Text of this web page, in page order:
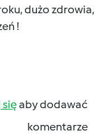
dużo zdrowia,
!
sięaby dodawać
komentarze